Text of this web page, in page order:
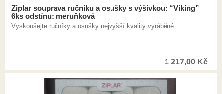
Ziplar souprava ručníku a osušky s výšivkou: “Viking”
6ks odstínu: meruňková
Vyskoušejte ručníky a osušky nejvyšší kvality vyráběné ...
1 217,00 Kč